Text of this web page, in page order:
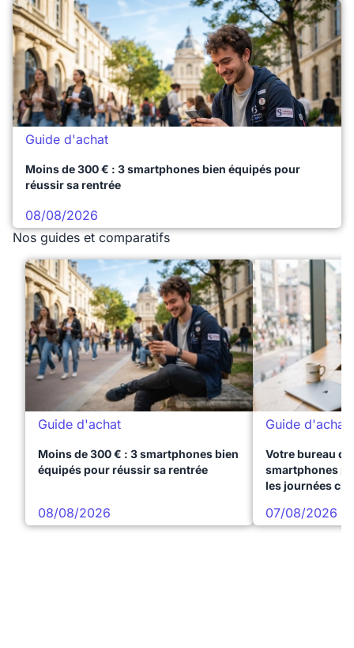
Guide d'achat
Moins de 300 € : 3 smartphones bien équipés pour
réussir sa rentrée
08/08/2026
Nos guides et comparatifs
Guide d'achat
Moins de 300 € : 3 smartphones bien
équipés pour réussir sa rentrée
08/08/2026
Guide d'achat
Votre bureau
smartphones
les journées
07/08/2026